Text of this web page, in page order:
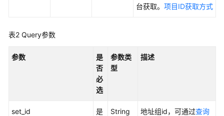
考
台获取。 项目ID获取方式
表2 Query参数
参数
是
否
必
选
参数类
型
描述
set_id 是 String 地址组id，可通过查询